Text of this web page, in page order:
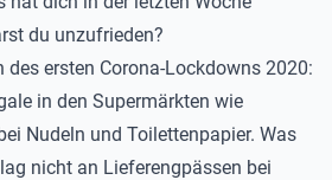
du unzufrieden?
des ersten Corona-Lockdowns 2020:
in den Supermärkten wie
Nudeln und Toilettenpapier. Was
nicht an Lieferengpässen bei